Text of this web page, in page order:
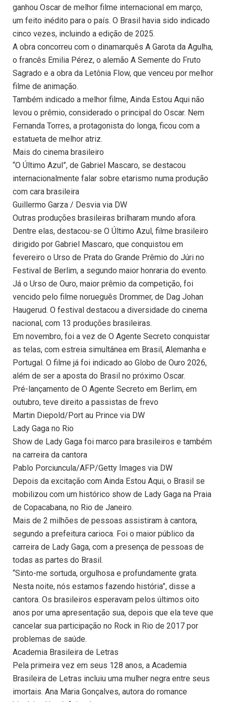
ganhou Oscar de melhor filme internacional em março,
um feito inédito para o país. O Brasil havia sido indicado
cinco vezes, incluindo a edição de 2025.
A obra concorreu com o dinamarquês A Garota da Agulha,
o francês Emilia Pérez, o alemão A Semente do Fruto
Sagrado e a obra da Letônia Flow, que venceu por melhor
filme de animação.
Também indicado a melhor filme, Ainda Estou Aqui não
levou o prêmio, considerado o principal do Oscar. Nem
Fernanda Torres, a protagonista do longa, ficou com a
estatueta de melhor atriz.
Mais do cinema brasileiro
“O Último Azul”, de Gabriel Mascaro, se destacou
internacionalmente falar sobre etarismo numa produção
com cara brasileira
Guillermo Garza / Desvia via DW
Outras produções brasileiras brilharam mundo afora.
Dentre elas, destacou-se O Último Azul, filme brasileiro
dirigido por Gabriel Mascaro, que conquistou em
fevereiro o Urso de Prata do Grande Prêmio do Júri no
Festival de Berlim, a segundo maior honraria do evento.
Já o Urso de Ouro, maior prêmio da competição, foi
vencido pelo filme norueguês Drommer, de Dag Johan
Haugerud. O festival destacou a diversidade do cinema
nacional, com 13 produções brasileiras.
Em novembro, foi a vez de O Agente Secreto conquistar
as telas, com estreia simultânea em Brasil, Alemanha e
Portugal. O filme já foi indicado ao Globo de Ouro 2026,
além de ser a aposta do Brasil no próximo Oscar.
Pré-lançamento de O Agente Secreto em Berlim, em
outubro, teve direito a passistas de frevo
Martin Diepold/Port au Prince via DW
Lady Gaga no Rio
Show de Lady Gaga foi marco para brasileiros e também
na carreira da cantora
Pablo Porciuncula/AFP/Getty Images via DW
Depois da excitação com Ainda Estou Aqui, o Brasil se
mobilizou com um histórico show de Lady Gaga na Praia
de Copacabana, no Rio de Janeiro.
Mais de 2 milhões de pessoas assistiram à cantora,
segundo a prefeitura carioca. Foi o maior público da
carreira de Lady Gaga, com a presença de pessoas de
todas as partes do Brasil.
“Sinto-me sortuda, orgulhosa e profundamente grata.
Nesta noite, nós estamos fazendo história”, disse a
cantora. Os brasileiros esperavam pelos últimos oito
anos por uma apresentação sua, depois que ela teve que
cancelar sua participação no Rock in Rio de 2017 por
problemas de saúde.
Academia Brasileira de Letras
Pela primeira vez em seus 128 anos, a Academia
Brasileira de Letras incluiu uma mulher negra entre seus
imortais. Ana Maria Gonçalves, autora do romance